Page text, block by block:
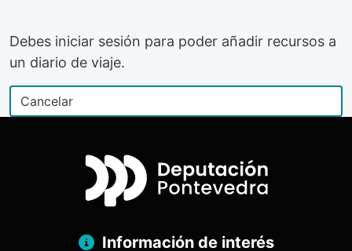
Debes iniciar sesión para poder añadir recursos a
un diario de viaje.
Información de interés